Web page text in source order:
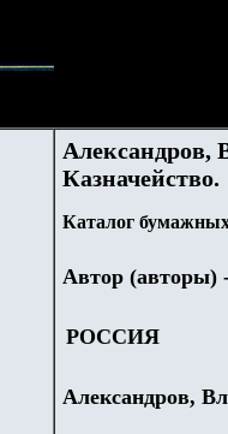
Александров,
Казначейство.
Каталог
Автор (авторы)
РОССИЯ
Александров,